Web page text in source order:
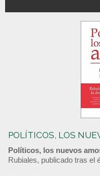
POLÍTICOS, LOS
Políticos, los nuevos
Rubiales, publicado tras el